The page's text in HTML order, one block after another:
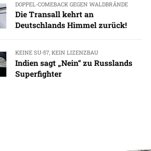
DOPPEL-COMEBACK GEGEN WALDBRÄNDE
Die Transall kehrt an
Deutschlands Himmel zurück!
KEINE SU-57, KEIN LIZENZBAU
Indien sagt „Nein“ zu Russlands
Superfighter